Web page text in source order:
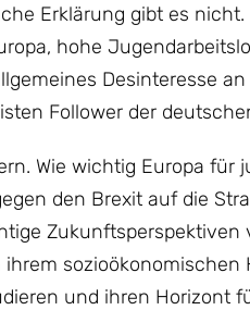
Erklärung gibt es nicht.
hohe
Desinteresse
Follower der
Wie wichtig Europa für
den Brexit auf die
Zukunftsperspektiven
sozioökonomischen
und ihren Horizont